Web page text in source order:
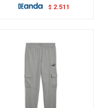
$ 2.511